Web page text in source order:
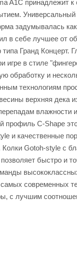
принадлежит к
задумывалась
в себе лучшее от
Гранд Концерт.
игре в стиле
обработку и
технологиям
верхняя дека
влажности
профиль C-Shape
и качественные
Колки Gotoh-style с
быстро и
современных
с лучшим